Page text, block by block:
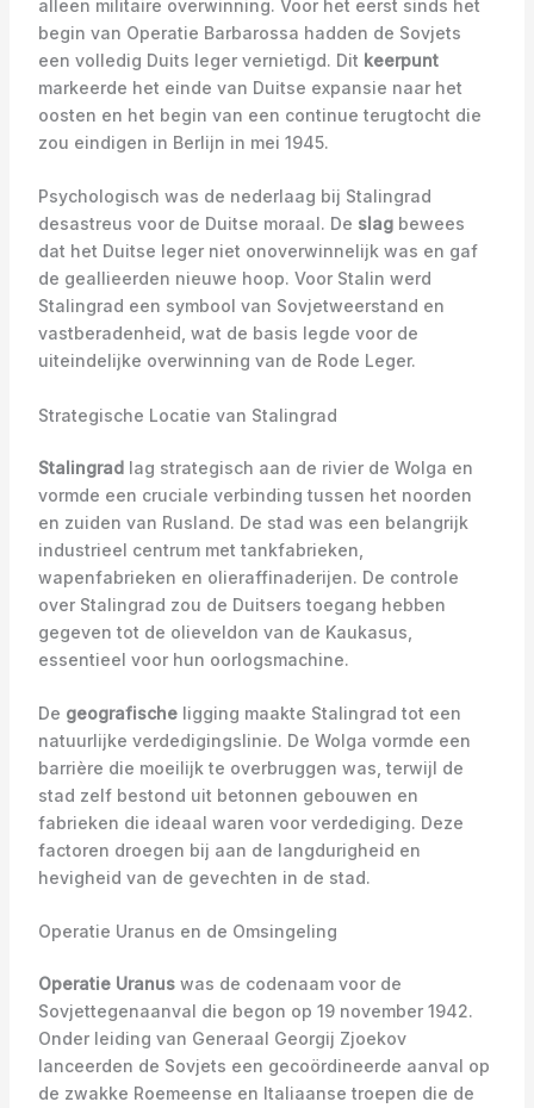
alleen militaire overwinning. Voor het eerst sinds het
begin van Operatie Barbarossa hadden de Sovjets
een volledig Duits leger vernietigd. Dit keerpunt
markeerde het einde van Duitse expansie naar het
oosten en het begin van een continue terugtocht die
zou eindigen in Berlijn in mei 1945.
Psychologisch was de nederlaag bij Stalingrad
desastreus voor de Duitse moraal. De slagbewees
dat het Duitse leger niet onoverwinnelijk was en gaf
de geallieerden nieuwe hoop. Voor Stalin werd
Stalingrad een symbool van Sovjetweerstand en
vastberadenheid, wat de basis legde voor de
uiteindelijke overwinning van de Rode Leger.
Strategische Locatie van Stalingrad
Stalingradlag strategisch aan de rivier de Wolga en
vormde een cruciale verbinding tussen het noorden
en zuiden van Rusland. De stad was een belangrijk
industrieel centrum met tankfabrieken,
wapenfabrieken en olieraffinaderijen. De controle
over Stalingrad zou de Duitsers toegang hebben
gegeven tot de olieveldon van de Kaukasus,
essentieel voor hun oorlogsmachine.
De geografischeligging maakte Stalingrad tot een
natuurlijke verdedigingslinie. De Wolga vormde een
barrière die moeilijk te overbruggen was, terwijl de
stad zelf bestond uit betonnen gebouwen en
fabrieken die ideaal waren voor verdediging. Deze
factoren droegen bij aan de langdurigheid en
hevigheid van de gevechten in de stad.
Operatie Uranus en de Omsingeling
Operatie Uranuswas de codenaam voor de
Sovjettegenaanval die begon op 19 november 1942.
Onder leiding van Generaal Georgij Zjoekov
lanceerden de Sovjets een gecoördineerde aanval op
de zwakke Roemeense en Italiaanse troepen die de